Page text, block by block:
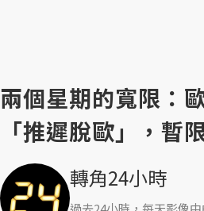
兩個星期的寬限：
「推遲脫歐」，暫
轉角24小時